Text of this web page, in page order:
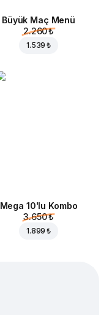
Büyük Maç Menü
2.260 ₺
1.539 ₺
Mega 10'lu Kombo
3.650 ₺
1.899 ₺